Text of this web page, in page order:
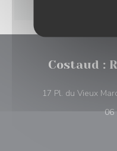
Costaud :
17 Pl. du Vieux
06